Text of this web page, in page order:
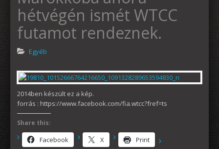
hétvégén ismét WTCC
futamot rendeznek.
Egyéb
2014ben készült ez a kép.
forrás : https://www.facebook.com/fia.wtcc?fref=ts
Share this:
Facebook X Print